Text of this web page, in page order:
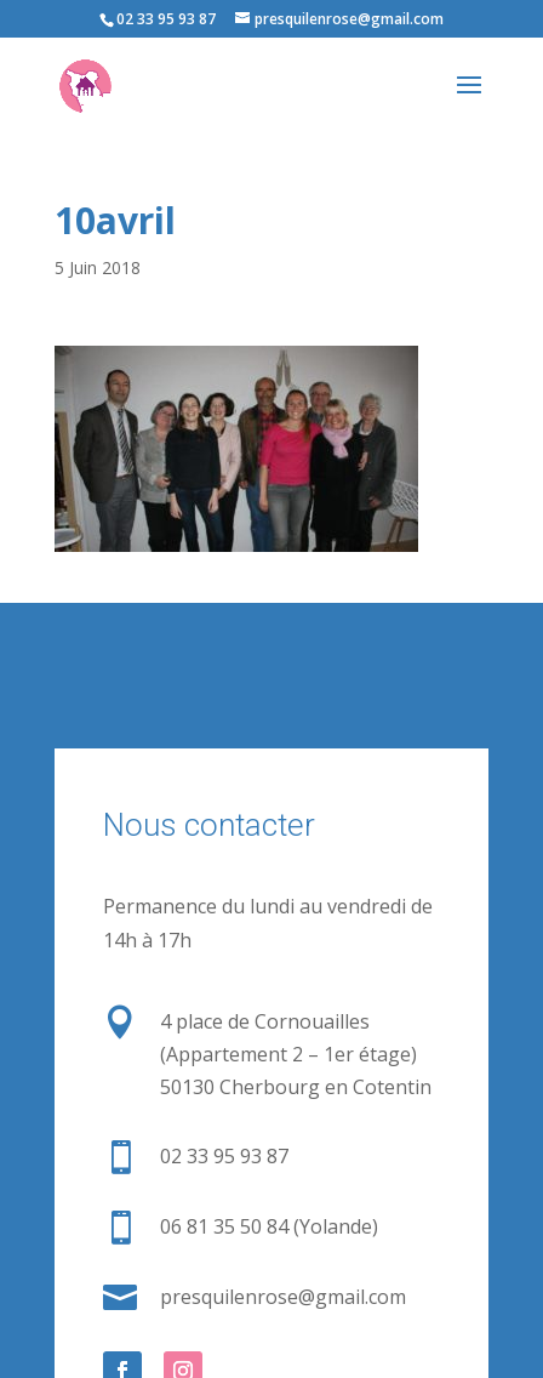
02 33 95 93 87 presquilenrose@gmail.com
10avril
5 Juin 2018
Nous contacter
Permanence du lundi au vendredi de
14h à 17h

4 place de Cornouailles
(Appartement 2 – 1er étage)
50130 Cherbourg en Cotentin
 02 33 95 93 87
 06 81 35 50 84 (Yolande)
 presquilenrose@gmail.com